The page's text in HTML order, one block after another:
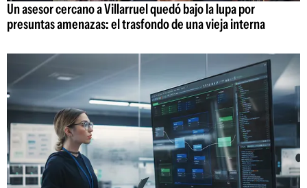
Un asesor cercano a Villarruel quedó bajo la lupa por
presuntas amenazas: el trasfondo de una vieja interna